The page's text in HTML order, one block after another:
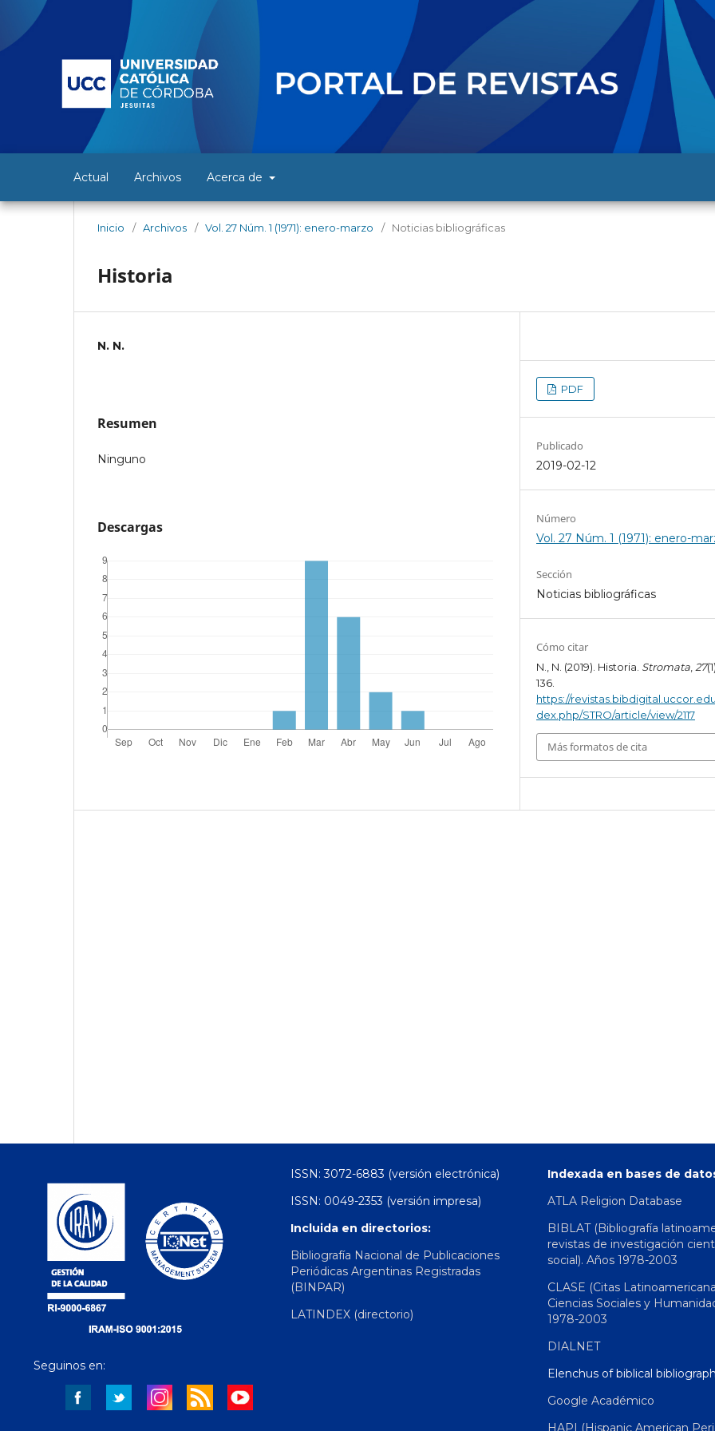
Actual Archivos Acerca de
Inicio / Archivos / Vol. 27 Núm. 1 (1971): enero-marzo / Noticias bibliográficas
Historia
N. N.
Resumen
Ninguno
Descargas
PDF
Publicado
2019-02-12
Número
Vol. 27 Núm. 1 (1971): enero-
Sección
Noticias bibliográficas
Cómo citar
N., N. (2019). Historia. Stromata 27
136.
https://
dex.php/STRO/article/view/2117
Más formatos de cita
Seguinos en:
ISSN: 3072-6883 (versión electrónica)
ISSN: 0049-2353 (versión impresa)
Incluida en directorios:
Bibliografía Nacional de Publicaciones
Periódicas Argentinas Registradas
(BINPAR)
LATINDEX (directorio)
Indexada en bases de
ATLA Religion Database
BIBLAT (Bibliografía
revistas de investigación
social). Años 1978-2003
CLASE (Citas
Ciencias Sociales y
1978-2003
DIALNET
Elenchus of biblical
Google Académico
HAPI (Hispanic American